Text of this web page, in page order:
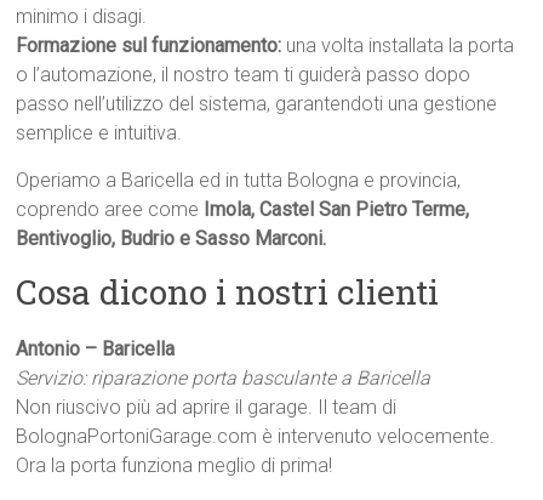
minimo i disagi.
Formazione sul funzionamento: una volta installata la porta
o l’automazione, il nostro team ti guiderà passo dopo
passo nell’utilizzo del sistema, garantendoti una gestione
semplice e intuitiva.
Operiamo a Baricella ed in tutta Bologna e provincia,
coprendo aree come Imola, Castel San Pietro Terme,
Bentivoglio, Budrio e Sasso Marconi.
Cosa dicono i nostri clienti
Antonio – Baricella
Servizio: riparazione porta basculante a Baricella
Non riuscivo più ad aprire il garage. Il team di
BolognaPortoniGarage.com è intervenuto velocemente.
Ora la porta funziona meglio di prima!